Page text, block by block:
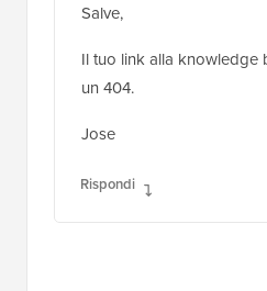
Salve,
Il tuo link alla knowledge
un 404.
Jose
Rispondi